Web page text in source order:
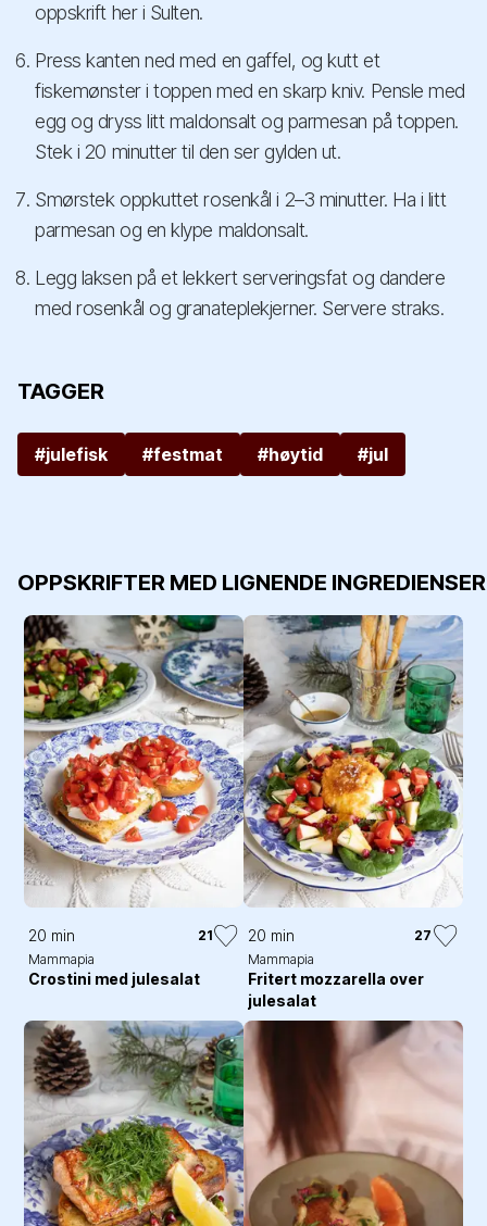
oppskrift her i Sulten.
Press kanten ned med en gaffel, og kutt et
fiskemønster i toppen med en skarp kniv. Pensle med
egg og dryss litt maldonsalt og parmesan på toppen.
Stek i 20 minutter til den ser gylden ut.
Smørstek oppkuttet rosenkål i 2–3 minutter. Ha i litt
parmesan og en klype maldonsalt.
Legg laksen på et lekkert serveringsfat og dandere
med rosenkål og granateplekjerner. Servere straks.
TAGGER
#julefisk #festmat #høytid #jul
OPPSKRIFTER MED LIGNENDE INGREDIENSER
20 min
21
Mammapia
Crostini med julesalat
20 min
27
Mammapia
Fritert mozzarella over
julesalat